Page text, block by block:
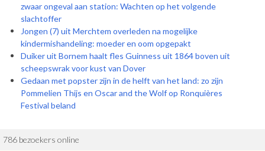
zwaar ongeval aan station: Wachten op het volgende
slachtoffer
Jongen (7) uit Merchtem overleden na mogelijke
kindermishandeling: moeder en oom opgepakt
Duiker uit Bornem haalt fles Guinness uit 1864 boven uit
scheepswrak voor kust van Dover
Gedaan met popster zijn in de helft van het land: zo zijn
Pommelien Thijs en Oscar and the Wolf op Ronquières
Festival beland
786 bezoekers online